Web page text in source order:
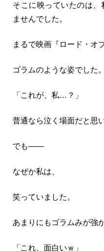
そこに映っていたのは、
ませんでした。
まるで映画『ロード・オ
ゴラムのような姿でした。
「これが、私…？」
普通なら泣く場面だと思
でも――
なぜか私は、
笑っていました。
あまりにもゴラムみが強
「これ、面白いｗ」